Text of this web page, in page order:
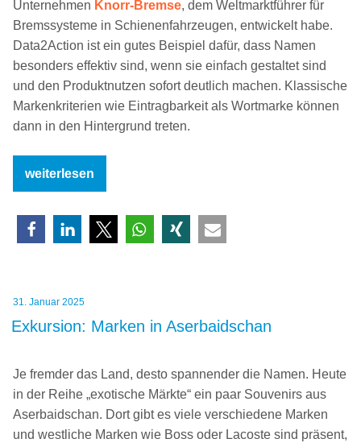
Unternehmen Knorr-Bremse, dem Weltmarktführer für
Bremssysteme in Schienenfahrzeugen, entwickelt habe.
Data2Action ist ein gutes Beispiel dafür, dass Namen
besonders effektiv sind, wenn sie einfach gestaltet sind
und den Produktnutzen sofort deutlich machen. Klassische
Markenkriterien wie Eintragbarkeit als Wortmarke können
dann in den Hintergrund treten.
„Knorr-
Bremse
Data2Action:
Mehrwert
weiterlesen
Veröffentlicht
am
31. Januar 2025
Exkursion: Marken in Aserbaidschan
Je fremder das Land, desto spannender die Namen. Heute
in der Reihe „exotische Märkte“ ein paar Souvenirs aus
Aserbaidschan. Dort gibt es viele verschiedene Marken
und westliche Marken wie Boss oder Lacoste sind präsent,